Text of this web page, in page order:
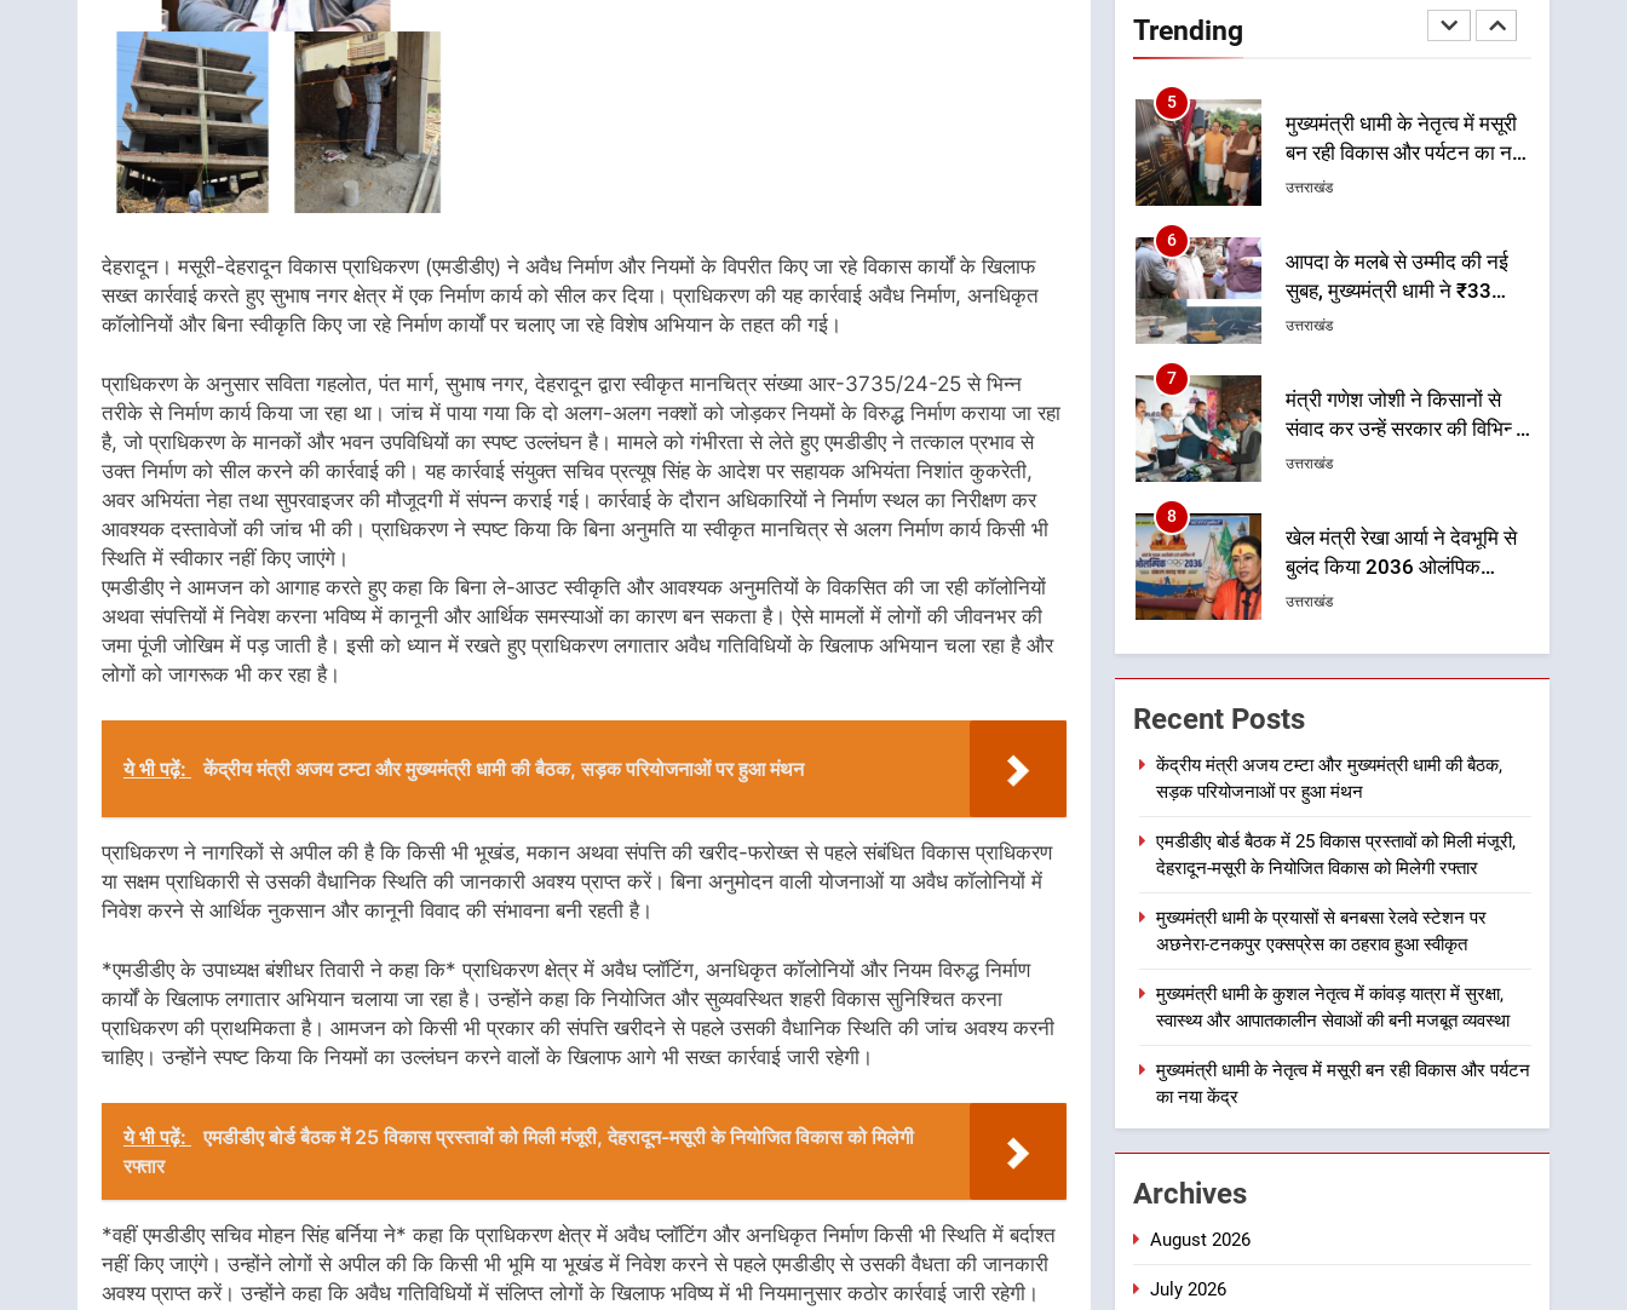
देहरादून। मसूरी-देहरादून विकास प्राधिकरण (एमडीडीए) ने अवैध निर्माण और नियमों के विपरीत किए जा रहे विकास कार्यों के खिलाफ
सख्त कार्रवाई करते हुए सुभाष नगर क्षेत्र में एक निर्माण कार्य को सील कर दिया। प्राधिकरण की यह कार्रवाई अवैध निर्माण, अनधिकृत
कॉलोनियों और बिना स्वीकृति किए जा रहे निर्माण कार्यों पर चलाए जा रहे विशेष अभियान के तहत की गई।
प्राधिकरण के अनुसार सविता गहलोत, पंत मार्ग, सुभाष नगर, देहरादून द्वारा स्वीकृत मानचित्र संख्या आर-3735/24-25 से भिन्न
तरीके से निर्माण कार्य किया जा रहा था। जांच में पाया गया कि दो अलग-अलग नक्शों को जोड़कर नियमों के विरुद्ध निर्माण कराया जा रहा
है, जो प्राधिकरण के मानकों और भवन उपविधियों का स्पष्ट उल्लंघन है। मामले को गंभीरता से लेते हुए एमडीडीए ने तत्काल प्रभाव से
उक्त निर्माण को सील करने की कार्रवाई की। यह कार्रवाई संयुक्त सचिव प्रत्यूष सिंह के आदेश पर सहायक अभियंता निशांत कुकरेती,
अवर अभियंता नेहा तथा सुपरवाइजर की मौजूदगी में संपन्न कराई गई। कार्रवाई के दौरान अधिकारियों ने निर्माण स्थल का निरीक्षण कर
आवश्यक दस्तावेजों की जांच भी की। प्राधिकरण ने स्पष्ट किया कि बिना अनुमति या स्वीकृत मानचित्र से अलग निर्माण कार्य किसी भी
स्थिति में स्वीकार नहीं किए जाएंगे।
एमडीडीए ने आमजन को आगाह करते हुए कहा कि बिना ले-आउट स्वीकृति और आवश्यक अनुमतियों के विकसित की जा रही कॉलोनियों
अथवा संपत्तियों में निवेश करना भविष्य में कानूनी और आर्थिक समस्याओं का कारण बन सकता है। ऐसे मामलों में लोगों की जीवनभर की
जमा पूंजी जोखिम में पड़ जाती है। इसी को ध्यान में रखते हुए प्राधिकरण लगातार अवैध गतिविधियों के खिलाफ अभियान चला रहा है और
लोगों को जागरूक भी कर रहा है।
ये भी पढ़ें: केंद्रीय मंत्री अजय टम्टा और मुख्यमंत्री धामी की बैठक, सड़क परियोजनाओं पर हुआ मंथन
प्राधिकरण ने नागरिकों से अपील की है कि किसी भी भूखंड, मकान अथवा संपत्ति की खरीद-फरोख्त से पहले संबंधित विकास प्राधिकरण
या सक्षम प्राधिकारी से उसकी वैधानिक स्थिति की जानकारी अवश्य प्राप्त करें। बिना अनुमोदन वाली योजनाओं या अवैध कॉलोनियों में
निवेश करने से आर्थिक नुकसान और कानूनी विवाद की संभावना बनी रहती है।
*एमडीडीए के उपाध्यक्ष बंशीधर तिवारी ने कहा कि* प्राधिकरण क्षेत्र में अवैध प्लॉटिंग, अनधिकृत कॉलोनियों और नियम विरुद्ध निर्माण
कार्यों के खिलाफ लगातार अभियान चलाया जा रहा है। उन्होंने कहा कि नियोजित और सुव्यवस्थित शहरी विकास सुनिश्चित करना
प्राधिकरण की प्राथमिकता है। आमजन को किसी भी प्रकार की संपत्ति खरीदने से पहले उसकी वैधानिक स्थिति की जांच अवश्य करनी
चाहिए। उन्होंने स्पष्ट किया कि नियमों का उल्लंघन करने वालों के खिलाफ आगे भी सख्त कार्रवाई जारी रहेगी।
ये भी पढ़ें:
एमडीडीए बोर्ड बैठक में 25 विकास प्रस्तावों को मिली मंजूरी, देहरादून-मसूरी के नियोजित विकास को मिलेगी
रफ्तार
*वहीं एमडीडीए सचिव मोहन सिंह बर्निया ने* कहा कि प्राधिकरण क्षेत्र में अवैध प्लॉटिंग और अनधिकृत निर्माण किसी भी स्थिति में बर्दाश्त
नहीं किए जाएंगे। उन्होंने लोगों से अपील की कि किसी भी भूमि या भूखंड में निवेश करने से पहले एमडीडीए से उसकी वैधता की जानकारी
अवश्य प्राप्त करें। उन्होंने कहा कि अवैध गतिविधियों में संलिप्त लोगों के खिलाफ भविष्य में भी नियमानुसार कठोर कार्रवाई जारी रहेगी।
Trending
कांवड़ यात्रा में सुरक्षा, स्वास्थ्य और
आपातकालीन सेवाओं की बनी
5
मुख्यमंत्री धामी के नेतृत्व में मसूरी
बन रही विकास और पर्यटन का नया
केंद्र
उत्तराखंड
6
आपदा के मलबे से उम्मीद की नई
सुबह, मुख्यमंत्री धामी ने ₹33
करोड़ के विकास और राहत कार्यों
उत्तराखंड
7
मंत्री गणेश जोशी ने किसानों से
संवाद कर उन्हें सरकार की विभिन्न
कृषि एवं बागवानी योजनाओं का
उत्तराखंड
8
खेल मंत्री रेखा आर्या ने देवभूमि से
बुलंद किया 2036 ओलंपिक
मेजबानी का संकल्प
उत्तराखंड
1
केंद्रीय मंत्री अजय टम्टा और
मुख्यमंत्री धामी की बैठक, सड़क
परियोजनाओं पर हुआ मंथन
2
प्रस्तावों को मिली मंजूरी, देहरादून-
मसूरी के नियोजित विकास को
मिलेगी रफ्तार
उत्तराखंड
3
मुख्यमंत्री धामी के प्रयासों से
बनबसा रेलवे स्टेशन पर अछनेरा-
टनकपुर एक्सप्रेस का ठहराव हुआ
उत्तराखंड
4
आपातकालीन सेवाओं की बनी
उत्तराखंड
5
Recent Posts
केंद्रीय मंत्री अजय टम्टा और मुख्यमंत्री धामी की बैठक,
सड़क परियोजनाओं पर हुआ मंथन
एमडीडीए बोर्ड बैठक में 25 विकास प्रस्तावों को मिली मंजूरी,
देहरादून-मसूरी के नियोजित विकास को मिलेगी रफ्तार
मुख्यमंत्री धामी के प्रयासों से बनबसा रेलवे स्टेशन पर
अछनेरा-टनकपुर एक्सप्रेस का ठहराव हुआ स्वीकृत
मुख्यमंत्री धामी के कुशल नेतृत्व में कांवड़ यात्रा में सुरक्षा,
स्वास्थ्य और आपातकालीन सेवाओं की बनी मजबूत व्यवस्था
मुख्यमंत्री धामी के नेतृत्व में मसूरी बन रही विकास और पर्यटन
का नया केंद्र
Archives
August 2026
July 2026